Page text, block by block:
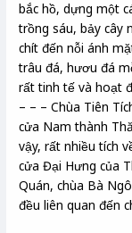
bắc hồ, dựng một
trồng sáu, bảy cây
chít đến nỗi ánh
trâu đá, hươu đá
rất tinh tế và hoạt
– – – Chùa Tiên
cửa Nam thành
vậy, rất nhiều tích
cửa Đại Hưng của
Quán, chùa Bà
đều liên quan đến